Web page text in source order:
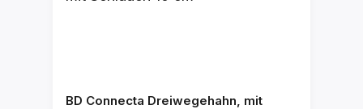
BD Connecta Dreiwegehahn, mit